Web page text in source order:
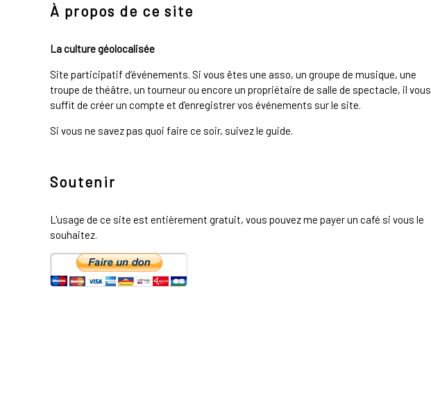
À propos de ce site
La culture géolocalisée
Site participatif d’événements. Si vous êtes une asso, un groupe de musique, une
troupe de théâtre, un tourneur ou encore un propriétaire de salle de spectacle, il vous
suffit de créer un compte et d’enregistrer vos événements sur le site.
Si vous ne savez pas quoi faire ce soir, suivez le guide.
Soutenir
L'usage de ce site est entièrement gratuit, vous pouvez me payer un café si vous le
souhaitez.